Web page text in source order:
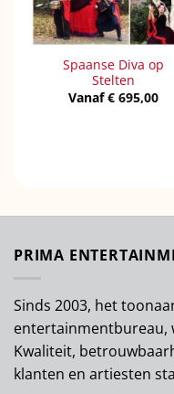
Spaanse Diva op
Stelten
Vanaf€ 695,00
PRIMA
Sinds 2003, het
entertainmentbureau,
Kwaliteit,
klanten en artiesten